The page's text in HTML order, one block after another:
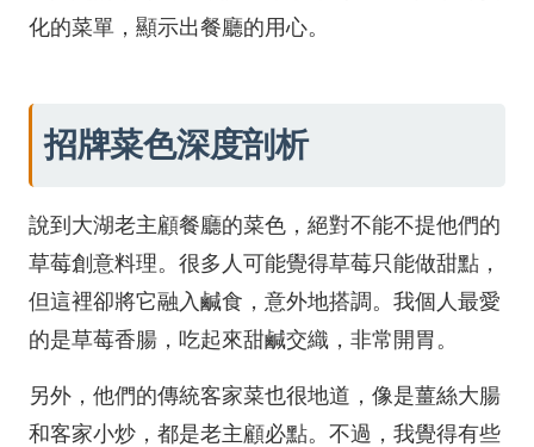
化的菜單，顯示出餐廳的用心。
招牌菜色深度剖析
說到大湖老主顧餐廳的菜色，絕對不能不提他們的
草莓創意料理。很多人可能覺得草莓只能做甜點，
但這裡卻將它融入鹹食，意外地搭調。我個人最愛
的是草莓香腸，吃起來甜鹹交織，非常開胃。
另外，他們的傳統客家菜也很地道，像是薑絲大腸
和客家小炒，都是老主顧必點。不過，我覺得有些